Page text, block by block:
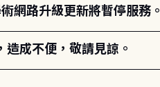
網路升級更新將暫停服務。
成不便，敬請見諒。